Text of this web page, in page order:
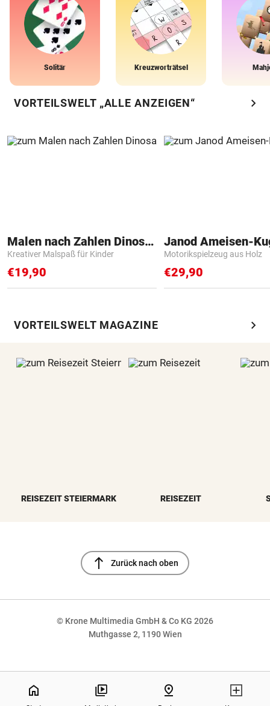
Solitär Kreuzworträtsel
VORTEILSWELT „ALLE ANZEIGEN“ chevron_right
Malen nach Zahlen Dinosaurier
Kreativer Malspaß für Kinder
€19,90
Janod Ameisen-
Motorikspielzeug aus Holz
€29,90
VORTEILSWELT MAGAZINE chevron_right
REISEZEIT STEIERMARK REISEZEIT
north Zurück nach oben
© Krone Multimedia GmbH & Co KG 2026
Muthgasse 2, 1190 Wien
home pin_drop
NaN%